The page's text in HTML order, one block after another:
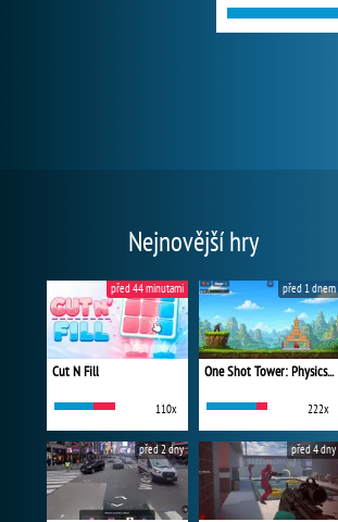
Nejnovější hry
Cut N Fill
110x
před 44 minutami
One Shot Tower: Physics Destroyer
222x
před 1 dnem
před 2 dny před 4 dny